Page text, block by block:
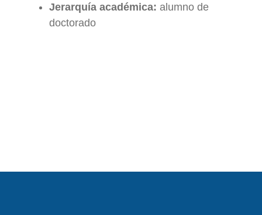
Jerarquía académica: alumno de
doctorado